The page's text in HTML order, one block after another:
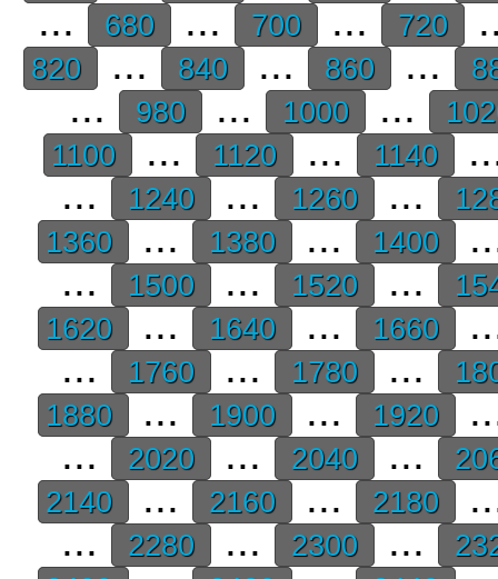
...
680 ... 700 ... 720
820 ... 840 ... 860 ...
... 980 ... 1000 ...
1100
... 1120 ... 1140
...
1240 ... 1260 ...
1360
... 1380 ... 1400
...
1500 ... 1520 ...
1620
... 1640 ... 1660
...
1760 ... 1780 ...
1880
... 1900 ... 1920
...
2020 ... 2040 ...
2140
... 2160 ... 2180
...
2280 ... 2300 ...